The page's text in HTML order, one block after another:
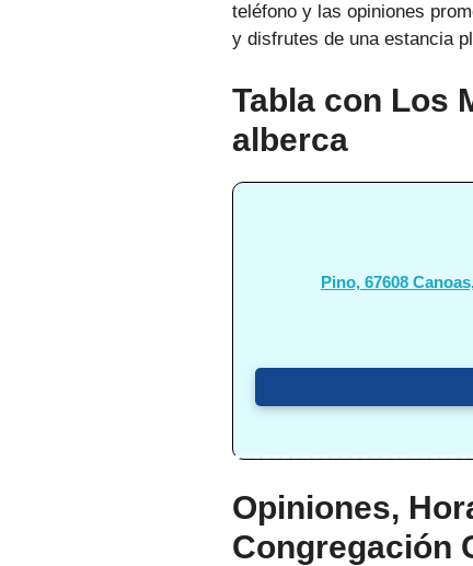
teléfono y las opiniones
y disfrutes de una estancia
Tabla con Los
alberca
Pino, 67608
Opiniones,
Congregación